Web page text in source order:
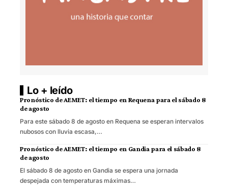
Lo + leído
Pronóstico de AEMET: el tiempo en Requena para el sábado 8
de agosto
Para este sábado 8 de agosto en Requena se esperan intervalos
nubosos con lluvia escasa,…
Pronóstico de AEMET: el tiempo en Gandia para el sábado 8
de agosto
El sábado 8 de agosto en Gandia se espera una jornada
despejada con temperaturas máximas…